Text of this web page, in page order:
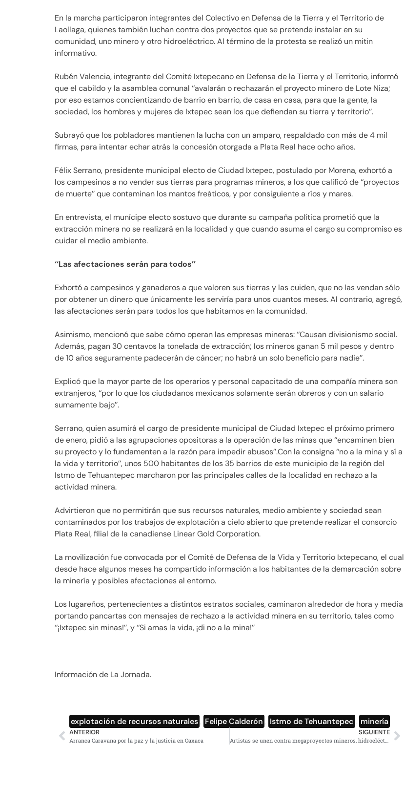
En la marcha participaron integrantes del Colectivo en Defensa de la Tierra y el Territorio de
Laollaga, quienes también luchan contra dos proyectos que se pretende instalar en su
comunidad, uno minero y otro hidroeléctrico. Al término de la protesta se realizó un mitin
informativo.
Rubén Valencia, integrante del Comité Ixtepecano en Defensa de la Tierra y el Territorio, informó
que el cabildo y la asamblea comunal ‘‘avalarán o rechazarán el proyecto minero de Lote Niza;
por eso estamos concientizando de barrio en barrio, de casa en casa, para que la gente, la
sociedad, los hombres y mujeres de Ixtepec sean los que defiendan su tierra y territorio’’.
Subrayó que los pobladores mantienen la lucha con un amparo, respaldado con más de 4 mil
firmas, para intentar echar atrás la concesión otorgada a Plata Real hace ocho años.
Félix Serrano, presidente municipal electo de Ciudad Ixtepec, postulado por Morena, exhortó a
los campesinos a no vender sus tierras para programas mineros, a los que calificó de ‘‘proyectos
de muerte’’ que contaminan los mantos freáticos, y por consiguiente a ríos y mares.
En entrevista, el munícipe electo sostuvo que durante su campaña política prometió que la
extracción minera no se realizará en la localidad y que cuando asuma el cargo su compromiso es
cuidar el medio ambiente.
‘‘Las afectaciones serán para todos’’
Exhortó a campesinos y ganaderos a que valoren sus tierras y las cuiden, que no las vendan sólo
por obtener un dinero que únicamente les serviría para unos cuantos meses. Al contrario, agregó,
las afectaciones serán para todos los que habitamos en la comunidad.
Asimismo, mencionó que sabe cómo operan las empresas mineras: ‘‘Causan divisionismo social.
Además, pagan 30 centavos la tonelada de extracción; los mineros ganan 5 mil pesos y dentro
de 10 años seguramente padecerán de cáncer; no habrá un solo beneficio para nadie’’.
Explicó que la mayor parte de los operarios y personal capacitado de una compañía minera son
extranjeros, ‘‘por lo que los ciudadanos mexicanos solamente serán obreros y con un salario
sumamente bajo’’.
Serrano, quien asumirá el cargo de presidente municipal de Ciudad Ixtepec el próximo primero
de enero, pidió a las agrupaciones opositoras a la operación de las minas que ‘‘encaminen bien
su proyecto y lo fundamenten a la razón para impedir abusos’’.Con la consigna ‘‘no a la mina y sí a
la vida y territorio’’, unos 500 habitantes de los 35 barrios de este municipio de la región del
Istmo de Tehuantepec marcharon por las principales calles de la localidad en rechazo a la
actividad minera.
Advirtieron que no permitirán que sus recursos naturales, medio ambiente y sociedad sean
contaminados por los trabajos de explotación a cielo abierto que pretende realizar el consorcio
Plata Real, filial de la canadiense Linear Gold Corporation.
La movilización fue convocada por el Comité de Defensa de la Vida y Territorio Ixtepecano, el cual
desde hace algunos meses ha compartido información a los habitantes de la demarcación sobre
la minería y posibles afectaciones al entorno.
Los lugareños, pertenecientes a distintos estratos sociales, caminaron alrededor de hora y media
portando pancartas con mensajes de rechazo a la actividad minera en su territorio, tales como
‘‘¡Ixtepec sin minas!’’, y ‘‘Si amas la vida, ¡di no a la mina!’’
Información de La Jornada.
explotación de recursos naturales Felipe Calderón Istmo de Tehuantepec minería
ANTERIOR
Arranca Caravana por la paz y la justicia en Oaxaca
SIGUIENTE
Artistas se unen contra megaproyectos mineros, hidroeléctricos y turísticos